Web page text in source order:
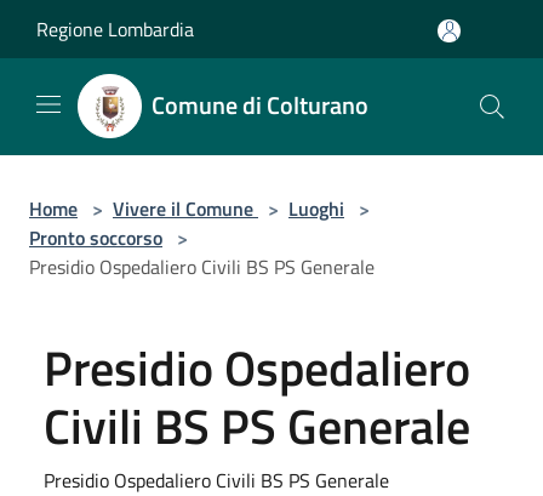
Regione Lombardia
Comune di Colturano
Home > Vivere il Comune > Luoghi >
Pronto soccorso >
Presidio Ospedaliero Civili BS PS Generale
Presidio Ospedaliero
Civili BS PS Generale
Presidio Ospedaliero Civili BS PS Generale